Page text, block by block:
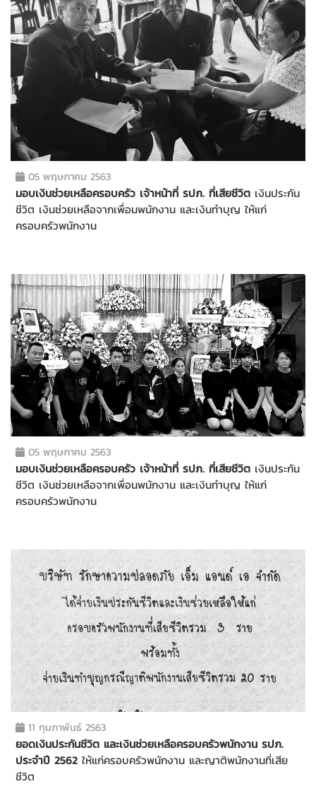
05 พฤษภาคม 2563
มอบเงินช่วยเหลือครอบครัว เจ้าหน้าที่ รปภ. ที่เสียชีวิต เงินประกัน
ชีวิต เงินช่วยเหลือจากเพื่อนพนักงาน และเงินทำบุญ ให้แก่
ครอบครัวพนักงาน
05 พฤษภาคม 2563
มอบเงินช่วยเหลือครอบครัว เจ้าหน้าที่ รปภ. ที่เสียชีวิต เงินประกัน
ชีวิต เงินช่วยเหลือจากเพื่อนพนักงาน และเงินทำบุญ ให้แก่
ครอบครัวพนักงาน
11 กุมภาพันธ์ 2563
ยอดเงินประกันชีวิต และเงินช่วยเหลือครอบครัวพนักงาน รปภ.
ประจำปี 2562 ให้แก่ครอบครัวพนักงาน และญาติพนักงานที่เสีย
ชีวิต